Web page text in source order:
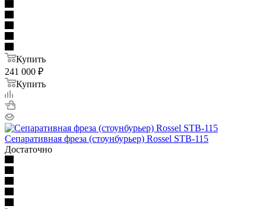
Купить
241 000 ₽
Купить
Сепаративная фреза (стоунбурьер) Rossel STB-115
Достаточно